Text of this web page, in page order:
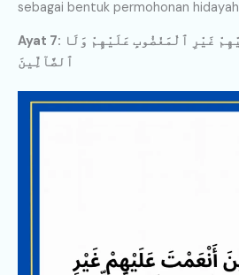
sebagai bentuk permohonan
Ayat 7: صِرَٰطَ ٱلَّذِينَ أَنْعَمْتَ عَلَيْهِمْ غَيْرِ ٱلْمَغْضُوبِ عَلَيْهِمْ وَلَا
ٱلضَّآلِّينَ